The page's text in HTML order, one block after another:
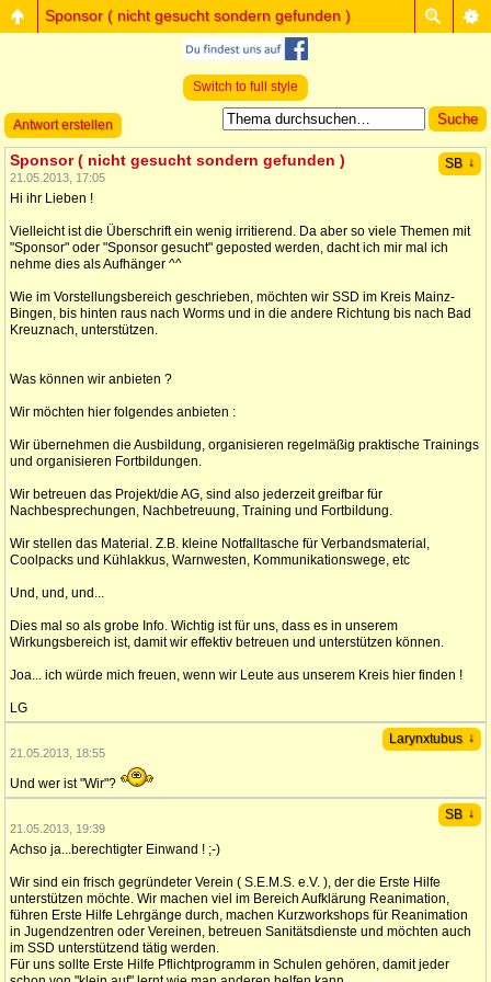
Sponsor ( nicht gesucht sondern gefunden )
Switch to full style
Antwort erstellen
SB ↓
Sponsor ( nicht gesucht sondern gefunden )
21.05.2013, 17:05
Hi ihr Lieben !
Vielleicht ist die Überschrift ein wenig irritierend. Da aber so viele Themen mit
"Sponsor" oder "Sponsor gesucht" geposted werden, dacht ich mir mal ich
nehme dies als Aufhänger ^^
Wie im Vorstellungsbereich geschrieben, möchten wir SSD im Kreis Mainz-
Bingen, bis hinten raus nach Worms und in die andere Richtung bis nach Bad
Kreuznach, unterstützen.
Was können wir anbieten ?
Wir möchten hier folgendes anbieten :
Wir übernehmen die Ausbildung, organisieren regelmäßig praktische Trainings
und organisieren Fortbildungen.
Wir betreuen das Projekt/die AG, sind also jederzeit greifbar für
Nachbesprechungen, Nachbetreuung, Training und Fortbildung.
Wir stellen das Material. Z.B. kleine Notfalltasche für Verbandsmaterial,
Coolpacks und Kühlakkus, Warnwesten, Kommunikationswege, etc
Und, und, und...
Dies mal so als grobe Info. Wichtig ist für uns, dass es in unserem
Wirkungsbereich ist, damit wir effektiv betreuen und unterstützen können.
Joa... ich würde mich freuen, wenn wir Leute aus unserem Kreis hier finden !
LG
Larynxtubus ↓
21.05.2013, 18:55
Und wer ist "Wir"?
SB ↓
21.05.2013, 19:39
Achso ja...berechtigter Einwand ! ;-)
Wir sind ein frisch gegründeter Verein ( S.E.M.S. e.V. ), der die Erste Hilfe
unterstützen möchte. Wir machen viel im Bereich Aufklärung Reanimation,
führen Erste Hilfe Lehrgänge durch, machen Kurzworkshops für Reanimation
in Jugendzentren oder Vereinen, betreuen Sanitätsdienste und möchten auch
im SSD unterstützend tätig werden.
Für uns sollte Erste Hilfe Pflichtprogramm in Schulen gehören, damit jeder